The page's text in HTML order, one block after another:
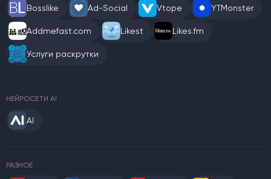
Bosslike Ad-Social Vtope YTMonster
Addmefast.com Likest Likes.fm
Услуги раскрутки
НЕЙРОСЕТИ AI
AI
РАЗНОЕ